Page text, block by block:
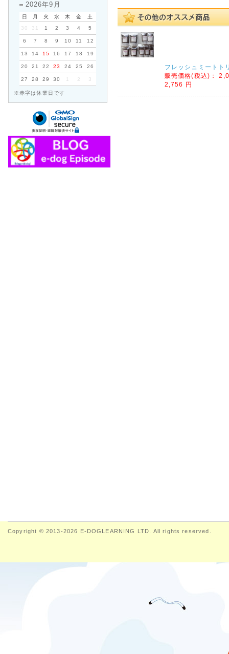
2026年9月
日 月 火 水 木 金
土
30
31 1 2 3 4 5
6 7 8 9 10 11 12
13 14 15 16 17 18 19
20 21 22 23 24 25 26
27 28 29 30 1 2 3
※赤字は休業日です
フレッシュミートト
販売価格(税込)：
2,756 円
Copyright © 2013-2026 E-DOGLEARNING LTD. All rights reserved.